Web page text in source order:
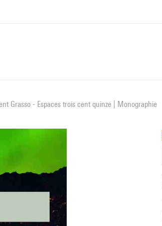
Grasso - Espaces trois cent quinze | Monographie